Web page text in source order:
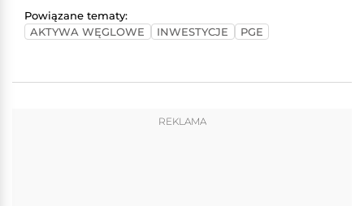
Powiązane tematy:
AKTYWA WĘGLOWE
INWESTYCJE PGE
REKLAMA